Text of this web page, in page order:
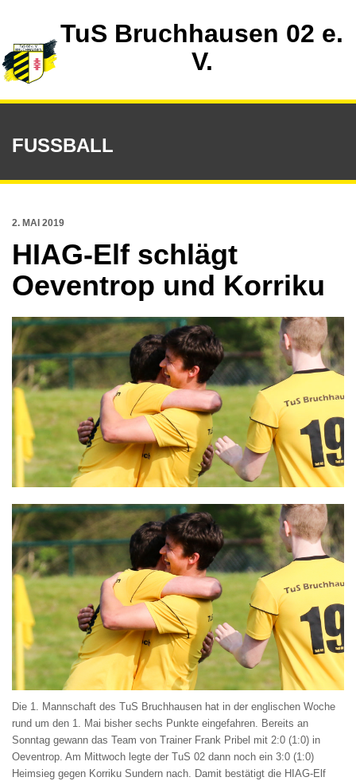
TuS Bruchhausen 02 e.
V.
FUSSBALL
2. MAI 2019
HIAG-Elf schlägt
Oeventrop und Korriku
Die 1. Mannschaft des TuS Bruchhausen hat in der englischen Woche
rund um den 1. Mai bisher sechs Punkte eingefahren. Bereits an
Sonntag gewann das Team von Trainer Frank Pribel mit 2:0 (1:0) in
Oeventrop. Am Mittwoch legte der TuS 02 dann noch ein 3:0 (1:0)
Heimsieg gegen Korriku Sundern nach. Damit bestätigt die HIAG-Elf